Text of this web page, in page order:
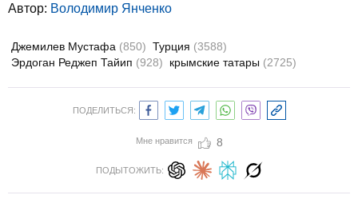
Автор: Володимир Янченко
Джемилев Мустафа (850) Турция (3588)
Эрдоган Реджеп Тайип (928) крымские татары (2725)
ПОДЕЛИТЬСЯ:
Мне нравится 8
ПОДЫТОЖИТЬ: